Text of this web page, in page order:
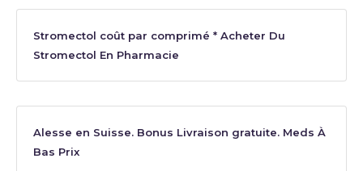
Stromectol coût par comprimé * Acheter Du
Stromectol En Pharmacie
Alesse en Suisse. Bonus Livraison gratuite. Meds À
Bas Prix